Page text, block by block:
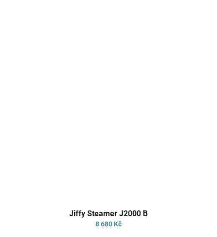
hodnocení
produktu
Jiffy Steamer J2000 B
8 680 Kč